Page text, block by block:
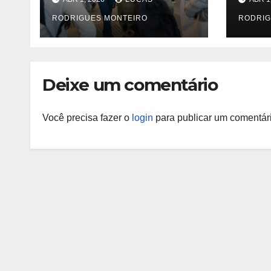
RODRIGUES MONTEIRO
que
Deixe um comentário
Você precisa fazer o login para publicar um